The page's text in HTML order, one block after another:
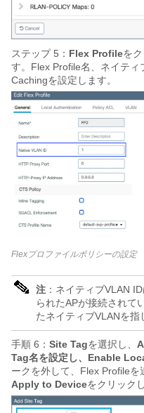
ステップ 5： Flex Profileをク
す。Flex Profile名、ネイティ
Cachingを設定します。
Flexプロファイルポリシーの設定
注 ：ネイティブVLAN
られたAPが接続されて
たネイティブVLANを指
手順 6： Site Tagを選択し、
Tag名を設定し、Enable
ークを外して、Flex Profileを
Apply to Deviceをクリック